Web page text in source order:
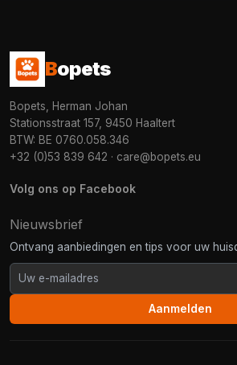
Bopets
Bopets, Herman Johan
Stationsstraat 157, 9450 Haaltert
BTW: BE 0760.058.346
+32 (0)53 839 642 · care@bopets.eu
Volg ons op Facebook
Nieuwsbrief
Ontvang aanbiedingen en tips voor uw
Aanmelden